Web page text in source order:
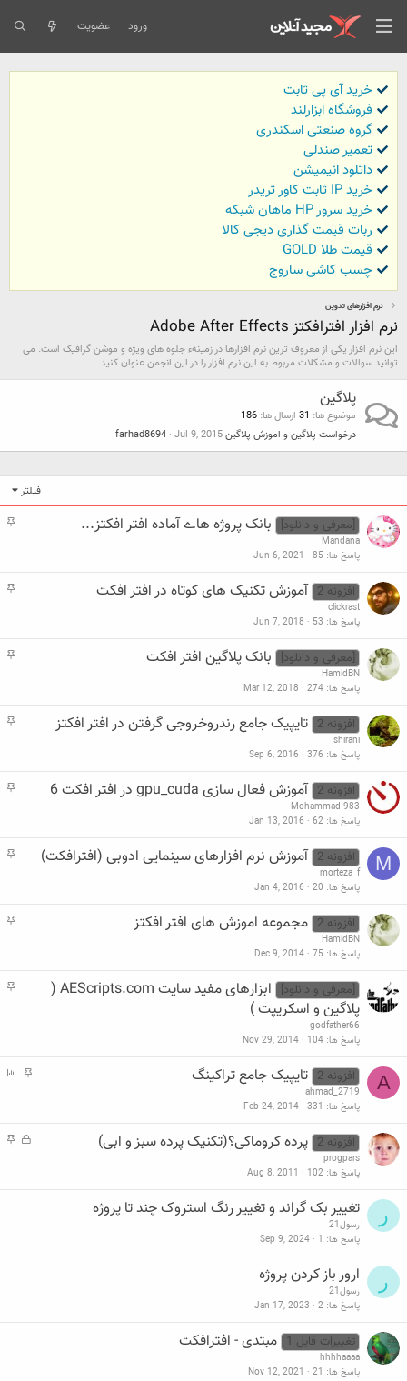
ورود عضویت
خرید آی پی ثابت
فروشگاه ابزارلند
گروه صنعتی اسکندری
تعمیر صندلی
داتلود انیمیشن
خرید IP ثابت کاور تریدر
خرید سرور HP ماهان شبکه
ربات قیمت گذاری دیجی کالا
قیمت طلا GOLD
چسب کاشی ساروج
نرم افزارهای تدوین
نرم افزار افترافکتز Adobe After Effects
این نرم افزار یکی از معروف ترین نرم افزارها در زمینهء جلوه های ویژه و موشن گرافیک است. می‌
توانید سوالات و مشکلات مربوط به این نرم افزار را در این انجمن عنوان کنید.
پلاگین
موضوع ها 31 ارسال ها 186
درخواست پلاگین و اموزش پلاگینJul 9, 2015
farhad8694
فیلتر
م
[معرفی و دانلود] بانک پروژه هاے آماده افتر افکتز...
Mandana
پاسخ ها 85
Jun 6, 2021
م
افزونه 2 آموزش تکنیک های کوتاه در افتر افکت
clickrast
پاسخ ها 53
Jun 7, 2018
م
[معرفی و دانلود] بانک پلاگین افتر افکت
HamidBN
پاسخ ها 274
Mar 12, 2018
م
افزونه 2 تایپیک جامع رندروخروجی گرفتن در افتر افكتز
shirani
پاسخ ها 376
Sep 6, 2016
م
افزونه 2 آموزش فعال سازی gpu_cuda در افتر افکت 6
Mohammad.983
پاسخ ها 62
Jan 13, 2016
M
م
افزونه 2 آموزش نرم افزارهای سینمایی ادوبی (افترافکت)
morteza_f
پاسخ ها 20
Jan 4, 2016
م
افزونه 2 مجموعه اموزش های افتر افکتز
HamidBN
پاسخ ها 75
Dec 9, 2014
م
[معرفی و دانلود]
ابزارهای مفید سایت AEScripts.com (
پلاگین و اسکریپت )
godfather66
پاسخ ها 104
Nov 29, 2014
A
م
P
افزونه 2 تایپیک جامع تراکینگ
ahmad_2719
پاسخ ها 331
Feb 24, 2014
ق
م
افزونه 2 پرده کروماکی؟(تکنیک پرده سبز و ابی)
progpars
پاسخ ها 102
Aug 8, 2011
ر تغییر بک گراند و تغییر رنگ استروک چند تا پروژه
رسول21
پاسخ ها 1
Sep 9, 2024
ر ارور باز کردن پروژه
رسول21
پاسخ ها 2
Jan 17, 2023
تغییرات فایل 1 مبتدی - افترافکت
hhhhaaaa
پاسخ ها 21
Nov 12, 2021